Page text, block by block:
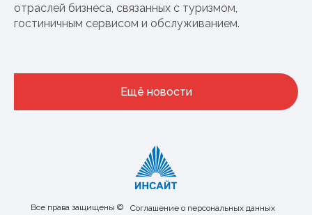
отраслей бизнеса, связанных с туризмом,
гостиничным сервисом и обслуживанием.
Ещё новости
Все права защищены © Соглашение о персональных данных